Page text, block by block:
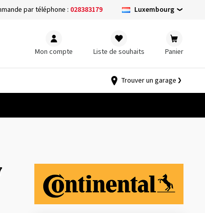
par téléphone : 028383179 Luxembourg
Mon compte Liste de souhaits Panier
Trouver un garage